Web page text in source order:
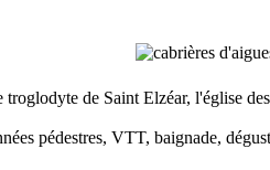
troglodyte de Saint Elzéar, l'église
pédestres, VTT, baignade,